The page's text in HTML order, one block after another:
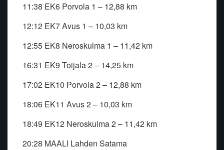
11:38 EK6 Porvola 1 – 12,88 km
12:12 EK7Avus 1 – 10,03 km
12:55 EK8 Neroskulma 1 – 11,42 km
16:31 EK9 Toijala 2– 14,25 km
17:02 EK10 Porvola 2– 12,88 km
18:06 EK11 Avus 2– 10,03 km
18:49 EK12 Neroskulma 2– 11,42 km
20:28 MAALI Lahden Satama